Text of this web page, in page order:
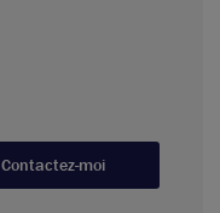
Contactez-moi